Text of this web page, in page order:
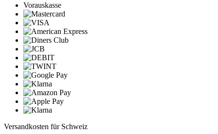
Vorauskasse
Versandkosten für Schweiz